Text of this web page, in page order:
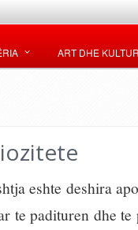
ART DHE
eshte deshira
te padituren dhe